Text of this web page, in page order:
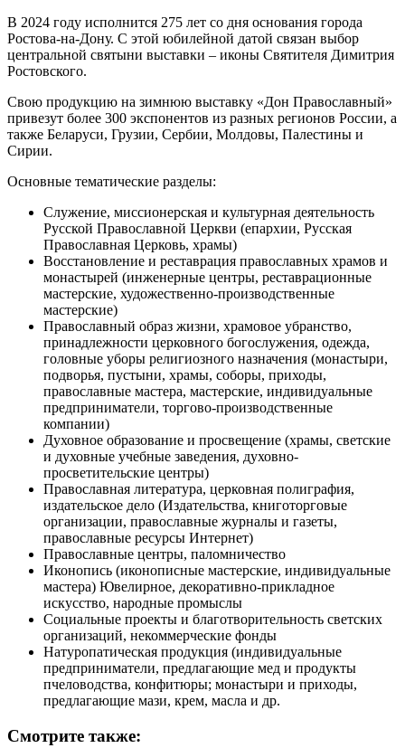
В 2024 году исполнится 275 лет со дня основания города
Ростова-на-Дону. С этой юбилейной датой связан выбор
центральной святыни выставки – иконы Святителя Димитрия
Ростовского.
Свою продукцию на зимнюю выставку «Дон Православный»
привезут более 300 экспонентов из разных регионов России, а
также Беларуси, Грузии, Сербии, Молдовы, Палестины и
Сирии.
Основные тематические разделы:
Служение, миссионерская и культурная деятельность
Русской Православной Церкви (епархии, Русская
Православная Церковь, храмы)
Восстановление и реставрация православных храмов и
монастырей (инженерные центры, реставрационные
мастерские, художественно-производственные
мастерские)
Православный образ жизни, храмовое убранство,
принадлежности церковного богослужения, одежда,
головные уборы религиозного назначения (монастыри,
подворья, пустыни, храмы, соборы, приходы,
православные мастера, мастерские, индивидуальные
предприниматели, торгово-производственные
компании)
Духовное образование и просвещение (храмы, светские
и духовные учебные заведения, духовно-
просветительские центры)
Православная литература, церковная полиграфия,
издательское дело (Издательства, книготорговые
организации, православные журналы и газеты,
православные ресурсы Интернет)
Православные центры, паломничество
Иконопись (иконописные мастерские, индивидуальные
мастера) Ювелирное, декоративно-прикладное
искусство, народные промыслы
Социальные проекты и благотворительность светских
организаций, некоммерческие фонды
Натуропатическая продукция (индивидуальные
предприниматели, предлагающие мед и продукты
пчеловодства, конфитюры; монастыри и приходы,
предлагающие мази, крем, масла и др.
Смотрите также: